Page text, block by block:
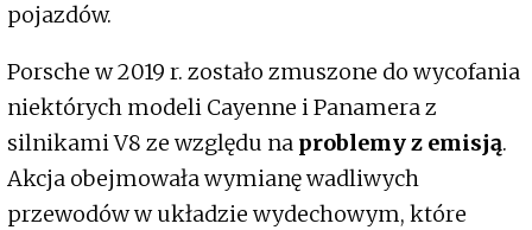
pojazdów.
Porsche w 2019 r. zostało zmuszone do wycofania
niektórych modeli Cayenne i Panamera z
silnikami V8 ze względu na problemy z emisją.
Akcja obejmowała wymianę wadliwych
przewodów w układzie wydechowym, które